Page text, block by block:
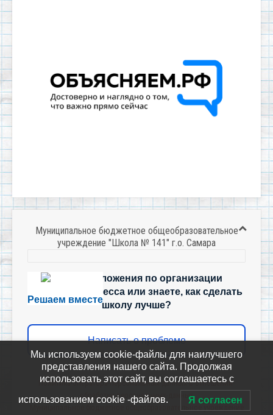
Муниципальное бюджетное общеобразовательное
учреждение "Школа № 141" г.о. Самара
Решаем вместе
Есть предложения по организации
учебного процесса или знаете, как сделать
школу лучше?
Написать о проблеме
Политика-оператора-персональных-данных-в-отношении-
обработки-персональных-данных
Муниципальное бюджетное общеобразовательное учреждение
Мы используем cookie-файлы для наилучшего
представления нашего сайта. Продолжая
использовать этот сайт, вы соглашаетесь с
использованием cookie -файлов. Я согласен